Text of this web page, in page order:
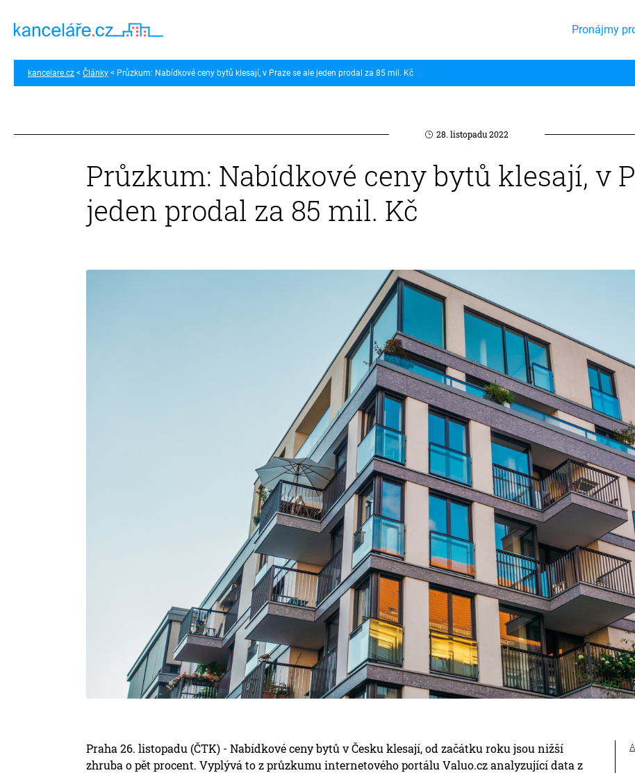
Pronájmy
kancelare.cz Články Průzkum: Nabídkové ceny bytů klesají, v Praze se ale jeden prodal za 85 mil. Kč
28. listopadu 2022
Průzkum: Nabídkové ceny bytů klesají, v
jeden prodal za 85 mil. Kč
Praha 26. listopadu (ČTK) - Nabídkové ceny bytů v Česku klesají, od začátku roku jsou nižší
zhruba o pět procent. Vyplývá to z průzkumu internetového portálu Valuo.cz analyzující data z